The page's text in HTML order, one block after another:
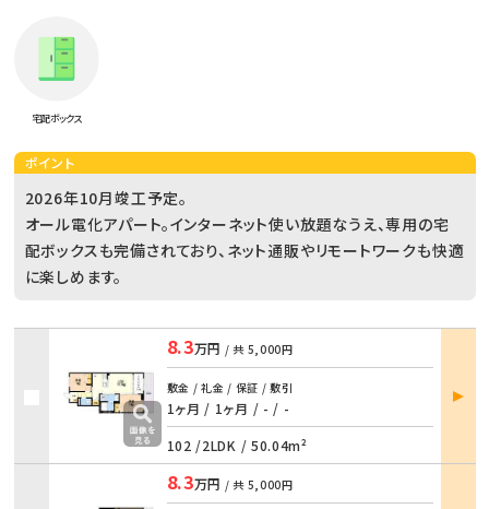
宅配ボックス
ポイント
2026年10月竣工予定。
オール電化アパート。インターネット使い放題なうえ、専用の宅
配ボックスも完備されており、ネット通販やリモートワークも快適
に楽しめます。
8.3万円 / 共 5,000円
敷金 / 礼金 / 保証 / 敷引
1ヶ月 / 1ヶ月 / - / -
102 /2LDK / 50.04m²
部屋
詳細
8.3万円 / 共 5,000円